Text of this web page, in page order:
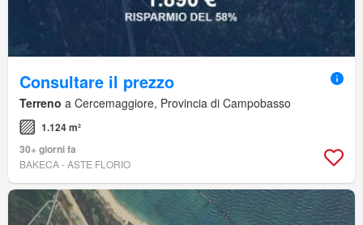
Consultare il prezzo
Terreno a Cercemaggiore, Provincia di Campobasso
1.124 m²
30+ giorni fa
BAKECA - ASTE FLORIO